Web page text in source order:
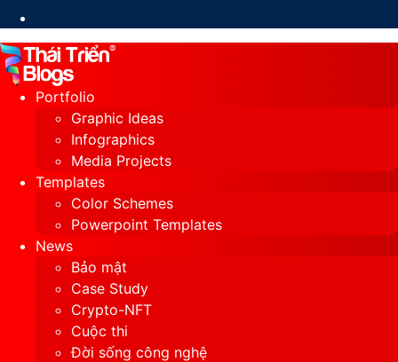
Portfolio
Graphic Ideas
Infographics
Media Projects
Templates
Color Schemes
Powerpoint Templates
News
Bảo mật
Case Study
Crypto-NFT
Cuộc thi
Đời sống công nghệ